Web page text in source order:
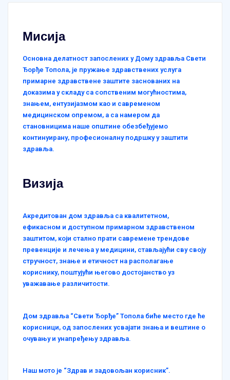
Мисија
Основна делатност запослених у Дому здравља Свети
Ђорђе Топола, је пружање здравствених услуга
примарне здравствене заштите заснованих на
доказима у складу са сопственим могућностима,
знањем, ентузијазмом као и савременом
медицинском опремом, а са намером да
становницима наше општине обезбеђујемо
континуирану, професионалну подршку у заштити
здравља.
Визија
Акредитован дом здравља са квалитетном,
ефикасном и доступном примарном здравственом
заштитом, који стално прати савремене трендове
превенције и лечења у медицини, стављајући сву своју
стручност, знање и етичност на располагање
кориснику, поштујући његово достојанство уз
уважавање различитости.
Дом здравља “Свети Ђорђе” Топола биће место где ће
корисници, од запослених усвајати знања и вештине о
очувању и унапређењу здравља.
Наш мото је “Здрав и задовољан корисник”.